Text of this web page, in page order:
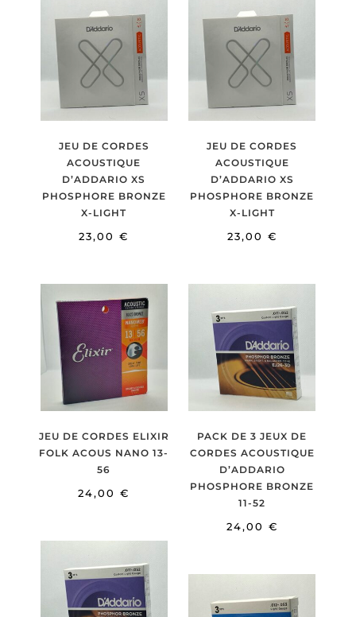
JEU DE CORDES
ACOUSTIQUE
D’ADDARIO XS
PHOSPHORE BRONZE
X-LIGHT
23,00€
JEU DE CORDES
ACOUSTIQUE
D’ADDARIO XS
PHOSPHORE BRONZE
X-LIGHT
23,00 €
JEU DE CORDES ELIXIR
FOLK ACOUS NANO 13-
56
24,00€
PACK DE 3 JEUX DE
CORDES ACOUSTIQUE
D’ADDARIO
PHOSPHORE BRONZE
11-52
24,00 €